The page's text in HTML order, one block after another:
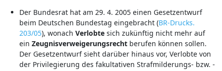
Der Bundesrat hat am 29. 4. 2005 einen Gesetzentwurf
beim Deutschen Bundestag eingebracht (BR-Drucks.
203/05), wonach Verlobtesich zukünftig nicht mehr auf
ein Zeugnisverweigerungsrechtberufen können sollen.
Der Gesetzentwurf sieht darüber hinaus vor, Verlobte von
der Privilegierung des fakultativen Strafmilderungs- bzw. -